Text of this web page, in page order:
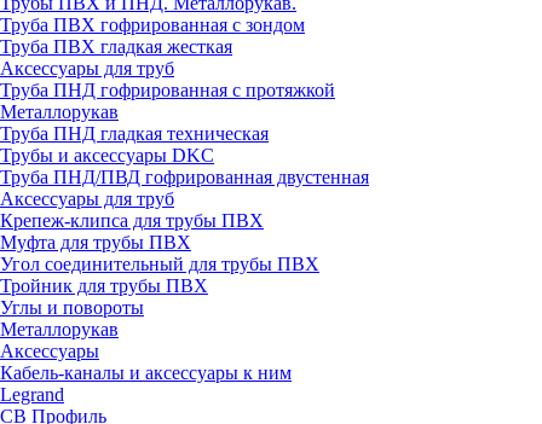
Труба ПВХ гофрированная с зондом
Труба ПВХ гладкая жесткая
Аксессуары для труб
Труба ПНД гофрированная с протяжкой
Металлорукав
Труба ПНД гладкая техническая
Трубы и аксессуары DKC
Труба ПНД/ПВД гофрированная двустенная
Аксессуары для труб
Крепеж-клипса для трубы ПВХ
Муфта для трубы ПВХ
Угол соединительный для трубы ПВХ
Тройник для трубы ПВХ
Углы и повороты
Металлорукав
Аксессуары
Кабель-каналы и аксессуары к ним
Legrand
СВ Профиль